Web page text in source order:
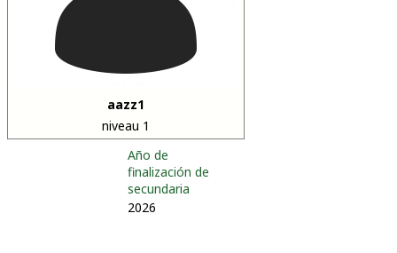
aazz1
niveau 1
Año de
finalización de
secundaria
2026